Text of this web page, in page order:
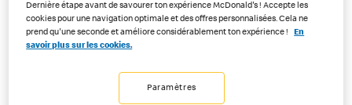
effectué sur Order&Pay
me permet de cumuler
des points de fidélité ?
Dernière étape avant de savourer ton expérience McDonald's ! Accepte les
cookies pour une navigation optimale et des offres personnalisées. Cela ne
prend qu'une seconde et améliore considérablement ton expérience !
En
savoir plus sur les cookies.
Paramètres